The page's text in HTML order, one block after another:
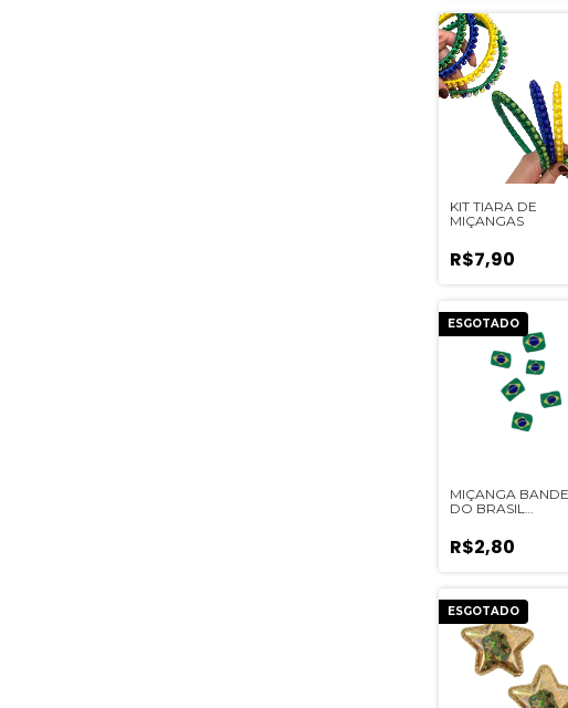
KIT TIARA DE
MIÇANGAS
R$7,90
ESGOTADO
MIÇANGA
DO BRASIL
UNIDADES
R$2,80
ESGOTADO